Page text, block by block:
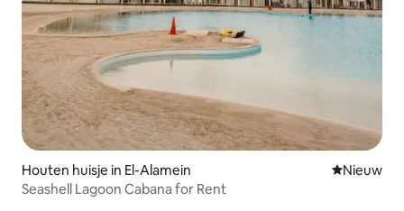
Houten huisje in El-Alamein Nieuwe
Nieuw
Seashell Lagoon Cabana for Rent